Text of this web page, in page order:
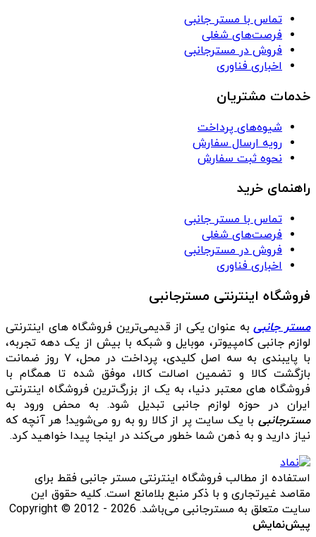
تماس با مستر جانبی
فرصت‌های شغلی
فروش در مسترجانبی
اخباری فناوری
خدمات مشتریان
شیوه‌های پرداخت
رویه ارسال سفارش
نحوه ثبت سفارش
راهنمای خرید
تماس با مستر جانبی
فرصت‌های شغلی
فروش در مسترجانبی
اخباری فناوری
فروشگاه اینترنتی مسترجانبی
مستر جانبیبه عنوان یکی از قدیمی‌ترین فروشگاه های اینترنتی
لوازم جانبی کامپیوتر، موبایل و شبکه با بیش از یک دهه تجربه،
با پایبندی به سه اصل کلیدی، پرداخت در محل، ۷ روز ضمانت
بازگشت کالا و تضمین اصالت کالا، موفق شده تا همگام با
فروشگاه‌ های معتبر دنیا، به یک از بزرگ‌ترین فروشگاه اینترنتی
ایران در حوزه لوازم جانبی تبدیل شود. به محض ورود به
مسترجانبی با یک سایت پر از کالا رو به رو می‌شوید! هر آنچه که
نیاز دارید و به ذهن شما خطور می‌کند در اینجا پیدا خواهید کرد.
استفاده از مطالب فروشگاه اینترنتی مستر جانبی فقط برای
مقاصد غیرتجاری و با ذکر منبع بلامانع است. کلیه حقوق این
سایت متعلق به مسترجانبی می‌باشد. Copyright © 2012 - 2026
پیش‌نمایش